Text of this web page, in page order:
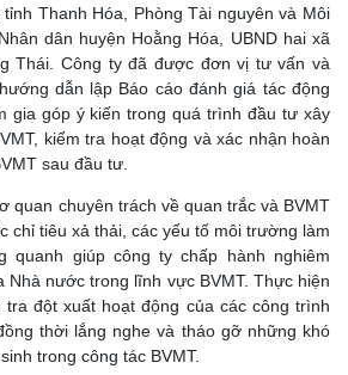
Thanh Hóa, Phòng Tài nguyên và Môi
dân huyện Hoằng Hóa, UBND hai xã
Thái. Công ty đã được đơn vị tư vấn và
dẫn lập Báo cáo đánh giá tác động
gia góp ý kiến trong quá trình đầu tư xây
kiểm tra hoạt động và xác nhận hoàn
sau đầu tư.
quan chuyên trách về quan trắc và BVMT
chỉ tiêu xả thải, các yếu tố môi trường làm
quanh giúp công ty chấp hành nghiêm
Nhà nước trong lĩnh vực BVMT. Thực hiện
tra đột xuất hoạt động của các công trình
thời lắng nghe và tháo gỡ những khó
trong công tác BVMT.